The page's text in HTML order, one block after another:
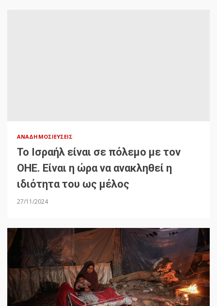
ΑΝΑΔΗΜΟΣΙΕΎΣΕΙΣ
Το Ισραήλ είναι σε πόλεμο με τον
ΟΗΕ. Είναι η ώρα να ανακληθεί η
ιδιότητα του ως μέλος
27/11/2024